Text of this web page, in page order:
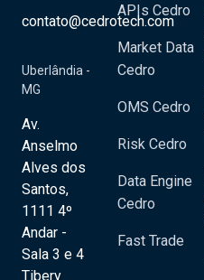
contato@cedrotech.com
Uberlândia -
MG
Av.
Anselmo
Alves dos
Santos,
1111 4º
Andar -
Sala 3 e 4
Tibery
APIs Cedro
Market Data
Cedro
OMS Cedro
Risk Cedro
Data Engine
Cedro
Fast Trade